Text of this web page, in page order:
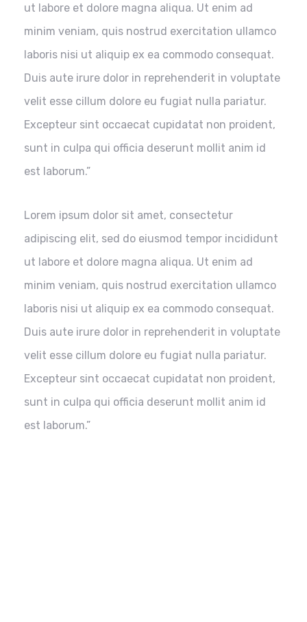
ut labore et dolore magna aliqua. Ut enim ad
minim veniam, quis nostrud exercitation ullamco
laboris nisi ut aliquip ex ea commodo consequat.
Duis aute irure dolor in reprehenderit in voluptate
velit esse cillum dolore eu fugiat nulla pariatur.
Excepteur sint occaecat cupidatat non proident,
sunt in culpa qui officia deserunt mollit anim id
est laborum.”
Lorem ipsum dolor sit amet, consectetur
adipiscing elit, sed do eiusmod tempor incididunt
ut labore et dolore magna aliqua. Ut enim ad
minim veniam, quis nostrud exercitation ullamco
laboris nisi ut aliquip ex ea commodo consequat.
Duis aute irure dolor in reprehenderit in voluptate
velit esse cillum dolore eu fugiat nulla pariatur.
Excepteur sint occaecat cupidatat non proident,
sunt in culpa qui officia deserunt mollit anim id
est laborum.”